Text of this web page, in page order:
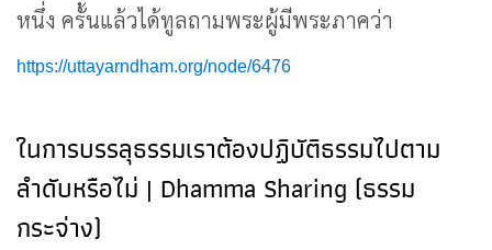
หนึ่ง ครั้นแล้วได้ทูลถามพระผู้มีพระภาคว่า
https://uttayarndham.org/node/6476
ในการบรรลุธรรมเราต้องปฏิบัติธรรมไปตาม
ลำดับหรือไม่ | Dhamma Sharing (ธรรม
กระจ่าง)